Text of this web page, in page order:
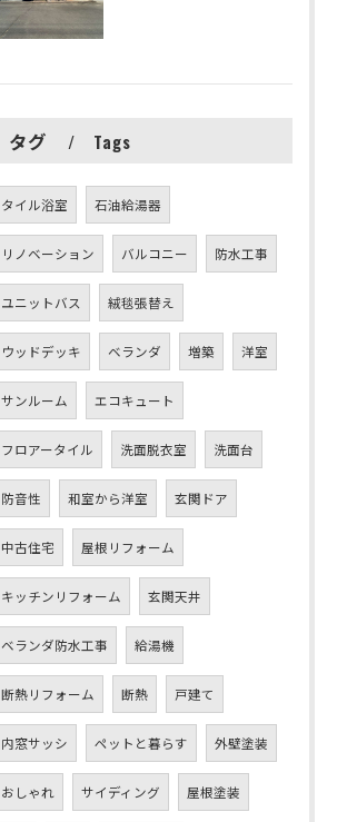
タグ Tags
タイル浴室 石油給湯器
リノベーション バルコニー 防水工事
ユニットバス 絨毯張替え
ウッドデッキ ベランダ 増築 洋室
サンルーム エコキュート
フロアータイル 洗面脱衣室 洗面台
防音性 和室から洋室 玄関ドア
中古住宅 屋根リフォーム
キッチンリフォーム 玄関天井
ベランダ防水工事 給湯機
断熱リフォーム 断熱 戸建て
内窓サッシ ペットと暮らす 外壁塗装
おしゃれ サイディング 屋根塗装